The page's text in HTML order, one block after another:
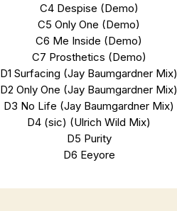
C4 Despise (Demo)
C5 Only One (Demo)
C6 Me Inside (Demo)
C7 Prosthetics (Demo)
D1 Surfacing (Jay Baumgardner Mix)
D2 Only One (Jay Baumgardner Mix)
D3 No Life (Jay Baumgardner Mix)
D4 (sic) (Ulrich Wild Mix)
D5 Purity
D6 Eeyore